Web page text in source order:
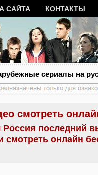
САЙТА КОНТАКТЫ
сериалы на
смотреть
последний
онлайн